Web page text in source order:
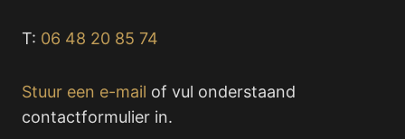
T: 06 48 20 85 74
Stuur een e-mail of vul onderstaand
contactformulier in.